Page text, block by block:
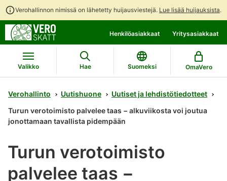
Verohallinnon nimissä on lähetetty huijausviestejä. Lue lisää huijauksista.
suoraan
sisältöön
koko
sivuston
hakuun
Henkilöasiakkaat Yritysasiakkaat
Valikko Hae Suomeksi OmaVero
Verohallinto Uutishuone
Uutiset ja lehdistötiedotteet
Turun verotoimisto palvelee taas − alkuviikosta voi joutua
jonottamaan tavallista pidempään
Turun verotoimisto
palvelee taas −